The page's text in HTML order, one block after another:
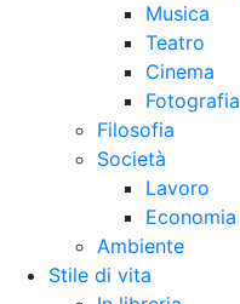
Musica
Teatro
Cinema
Fotografia
Filosofia
Società
Lavoro
Economia
Ambiente
Stile di vita